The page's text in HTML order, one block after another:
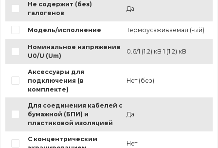
Не содержит (без)
галогенов
Да
Модель/исполнение Термоусаживаемая (-ый)
Номинальное напряжение
U0/U (Um)
0.6/1 (1.2) кВ 1 (1.2) кВ
Аксессуары для
подключения (в
комплекте)
Нет (без)
Для соединения кабелей с
бумажной (БПИ) и
пластиковой изоляцией
Да
С концентрическим
Нет